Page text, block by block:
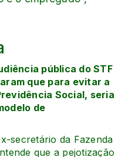
pública do STF
que para evitar a
Social, seria
de
secretário da Fazenda
que a pejotização